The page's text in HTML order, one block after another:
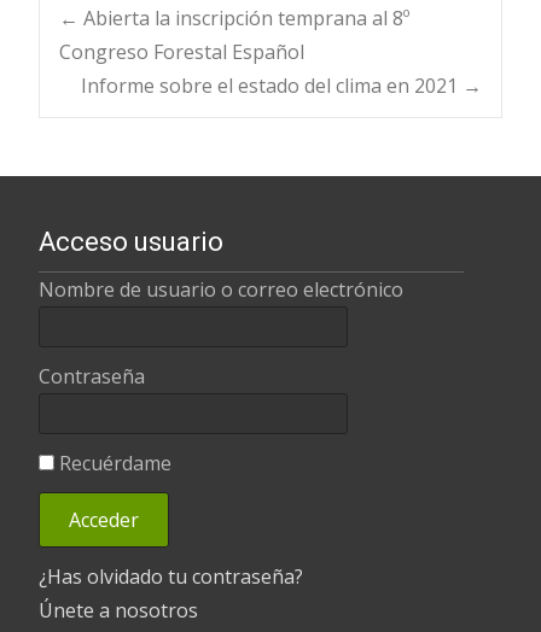
Navegación
de
entradas
← Abierta la inscripción temprana al 8º
Congreso Forestal Español
Informe sobre el estado del clima en 2021 →
Acceso usuario
Nombre de usuario o correo electrónico
Contraseña
Recuérdame
¿Has olvidado tu contraseña?
Únete a nosotros